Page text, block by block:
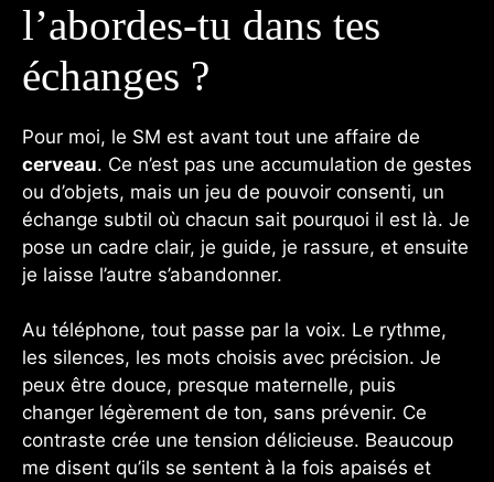
l’abordes-tu dans tes
échanges ?
Pour moi, le SM est avant tout une affaire de
cerveau. Ce n’est pas une accumulation de gestes
ou d’objets, mais un jeu de pouvoir consenti, un
échange subtil où chacun sait pourquoi il est là. Je
pose un cadre clair, je guide, je rassure, et ensuite
je laisse l’autre s’abandonner.
Au téléphone, tout passe par la voix. Le rythme,
les silences, les mots choisis avec précision. Je
peux être douce, presque maternelle, puis
changer légèrement de ton, sans prévenir. Ce
contraste crée une tension délicieuse. Beaucoup
me disent qu’ils se sentent à la fois apaisés et